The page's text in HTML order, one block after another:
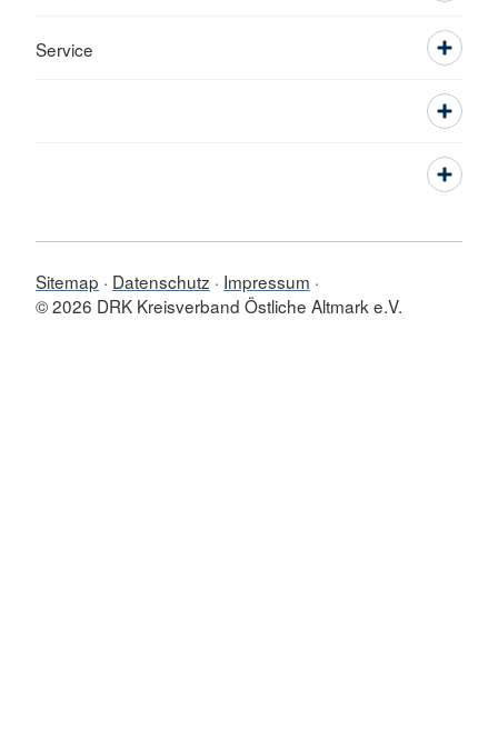
Service
Sitemap Datenschutz
Impressum
© 2026 DRK Kreisverband Östliche Altmark e.V.